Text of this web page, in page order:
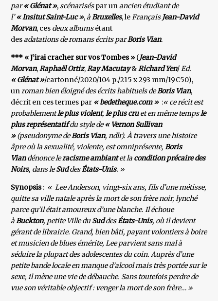
par« Glénat »,scénariséspar unancien étudiant de
l’« Insitut Saint-Luc »,àBruxelles, leFrançaisJean-David
Morvan, ces deux albumsétant
desadatations de romans écrits parBoris Vian.
*** « J’irai cracher sur vos Tombes » (Jean-David
Morvan,Raphaël Ortiz,Ray Macutay&Richard Yen/Ed.
« Glénat »/cartonné/2020/104 p./215 x 293 mm/19€50),
unromanbien éloigné des écrits habituels deBoris Vian,
décrit en ces termes par « bedetheque.com »:« ce récit est
probablementle plus violent,le plus cruet en même tempsle
plus représentatifdu style de« Vernon Sullivan
»(pseudonyme deBoris Vian, ndlr). À travers une histoire
âpre où la sexualité, violente, est omniprésente,Boris
Viandénonce leracisme ambiantet la condition précaire des
Noirs, dans leSuddesÉtats-Unis. »
Synopsis: « Lee Anderson, vingt-six ans, fils d’une métisse,
quitte sa ville natale après la mort de son frère noir, lynché
parce qu’il était amoureux d’une blanche. Il échoue
àBuckton, petite Ville duSuddesÉtats-Unis, où il devient
gérant de librairie. Grand, bien bâti, payant volontiers à boire
et musicien de blues émérite, Lee parvient sans mal à
séduire la plupart des adolescentes du coin. Auprès d’une
petite bande locale en manque d’alcool mais très portée sur le
sexe, il mène une vie de débauche. Sans toutefois perdre de
vue son véritable objectif : venger la mort de son frère… »